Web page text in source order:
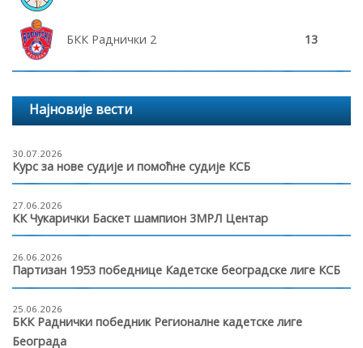
БКК Раднички 2 13
Најновије вести
30.07.2026
Курс за нове судије и помоћне судије КСБ
27.06.2026
КК Чукарички Баскет шампион 3МРЛ Центар
26.06.2026
Партизан 1953 победнице Кадетске београдске лиге КСБ
25.06.2026
БКК Раднички победник Регионалне кадетске лиге
Београда